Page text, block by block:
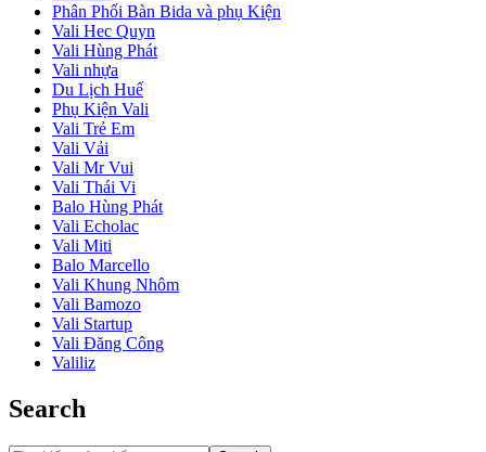
Phân Phối Bàn Bida và phụ Kiện
Vali Hec Quyn
Vali Hùng Phát
Vali nhựa
Du Lịch Huế
Phụ Kiện Vali
Vali Trẻ Em
Vali Vải
Vali Mr Vui
Vali Thái Vi
Balo Hùng Phát
Vali Echolac
Vali Miti
Balo Marcello
Vali Khung Nhôm
Vali Bamozo
Vali Startup
Vali Đăng Công
Valiliz
Search